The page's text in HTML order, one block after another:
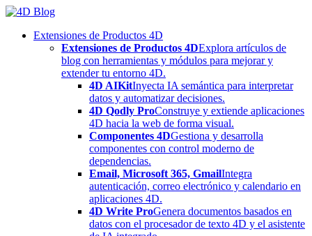
Skip
contentExtensiones de Productos 4D
Extensiones de Productos 4DExplora artículos de
blog con herramientas y módulos para mejorar y
extender tu entorno 4D.
4D AIKitInyecta IA semántica para interpretar
datos y automatizar decisiones.
4D Qodly ProConstruye y extiende aplicaciones
4D hacia la web de forma visual.
Componentes 4DGestiona y desarrolla
componentes con control moderno de
dependencias.
Email, Microsoft 365, GmailIntegra
autenticación, correo electrónico y calendario en
aplicaciones 4D.
4D Write ProGenera documentos basados en
datos con el procesador de texto 4D y el asistente